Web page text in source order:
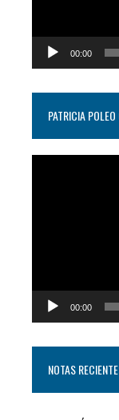
00:00
PATRICIA
00:00
NOTAS